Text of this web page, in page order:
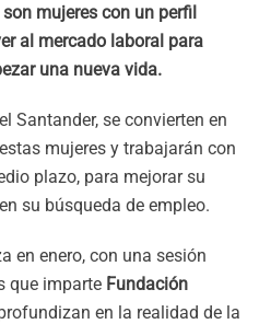
mujeres con un perfil
al mercado laboral para
una nueva vida.
Santander, se convierten en
mujeres y trabajarán con
plazo, para mejorar su
su búsqueda de empleo.
en enero, con una sesión
que imparte Fundación
en la realidad de la